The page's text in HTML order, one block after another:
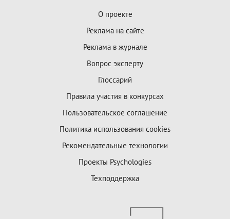
О проекте
Реклама на сайте
Реклама в журнале
Вопрос эксперту
Глоссарий
Правила участия в конкурсах
Пользовательское соглашение
Политика использования cookies
Рекомендательные технологии
Проекты Psychologies
Техподдержка